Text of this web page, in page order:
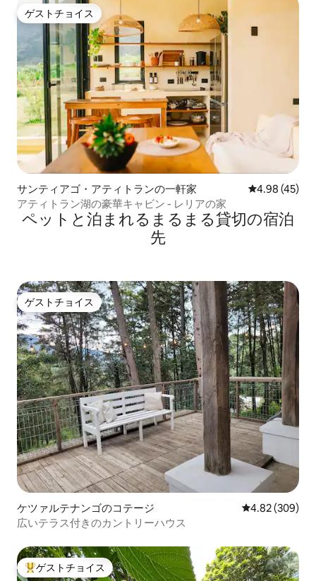
ゲストチョイス
ゲストチョイス
サンティアゴ・アティトランの一軒家 レビュー45
4.98 (45)
アティトラン湖の豪華キャビン - レリアの家
ペットと泊まれるまるまる貸切の宿泊
先
ゲストチョイス
ゲストチョイス
ケツァルテナンゴのコテージ レビュー309
4.82 (309)
広いテラス付きのカントリーハウス
大好評のゲストチョイスです。
ゲストチョイス